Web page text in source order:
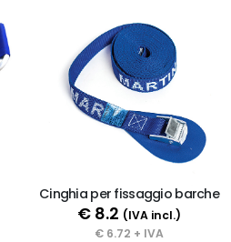
Cinghia per fissaggio barche
€ 8.2 (IVA incl.)
€ 6.72 + IVA